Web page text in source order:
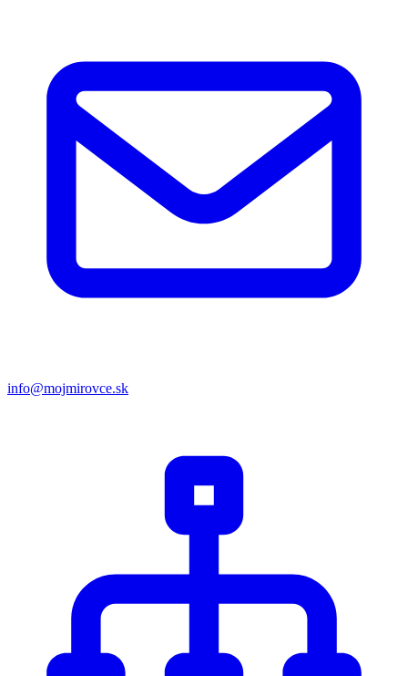
info@mojmirovce.sk